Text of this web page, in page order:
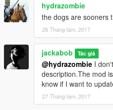
hydrazombie
the dogs are sooners
26 Tháng tám, 2017
jackabob Tác giả
@hydrazombie I
description.The mod
know if I want to
27 Tháng tám, 2017